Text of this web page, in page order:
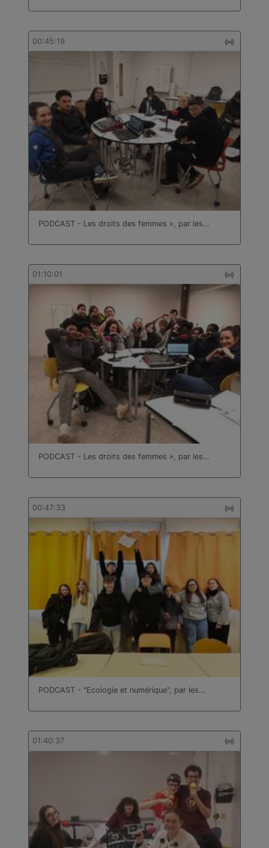
00:45:19
PODCAST - Les droits des femmes », par les…
01:10:01
PODCAST - Les droits des femmes », par les…
00:47:33
PODCAST - "Ecologie et numérique", par les…
01:40:37